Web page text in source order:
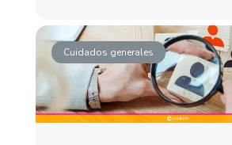
Cuidados generales